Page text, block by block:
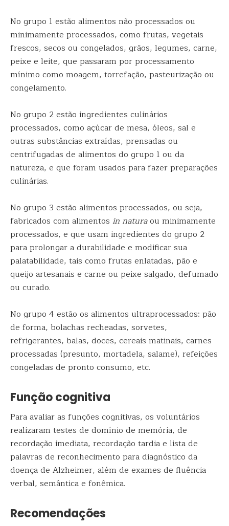
No grupo 1 estão alimentos não processados ou
minimamente processados, como frutas, vegetais
frescos, secos ou congelados, grãos, legumes, carne,
peixe e leite, que passaram por processamento
mínimo como moagem, torrefação, pasteurização ou
congelamento.
No grupo 2 estão ingredientes culinários
processados, como açúcar de mesa, óleos, sal e
outras substâncias extraídas, prensadas ou
centrifugadas de alimentos do grupo 1 ou da
natureza, e que foram usados para fazer preparações
culinárias.
No grupo 3 estão alimentos processados, ou seja,
fabricados com alimentos in naturaou minimamente
processados, e que usam ingredientes do grupo 2
para prolongar a durabilidade e modificar sua
palatabilidade, tais como frutas enlatadas, pão e
queijo artesanais e carne ou peixe salgado, defumado
ou curado.
No grupo 4 estão os alimentos ultraprocessados: pão
de forma, bolachas recheadas, sorvetes,
refrigerantes, balas, doces, cereais matinais, carnes
processadas (presunto, mortadela, salame), refeições
congeladas de pronto consumo, etc.
Função cognitiva
Para avaliar as funções cognitivas, os voluntários
realizaram testes de domínio de memória, de
recordação imediata, recordação tardia e lista de
palavras de reconhecimento para diagnóstico da
doença de Alzheimer, além de exames de fluência
verbal, semântica e fonêmica.
Recomendações